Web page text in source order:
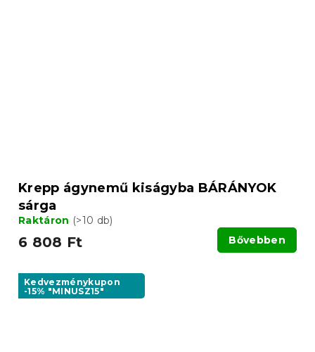
Krepp ágynemű kiságyba BÁRÁNYOK
sárga
Raktáron (>10 db)
6 808 Ft Bővebben
Kedvezménykupon
-15% "MINUSZ15"